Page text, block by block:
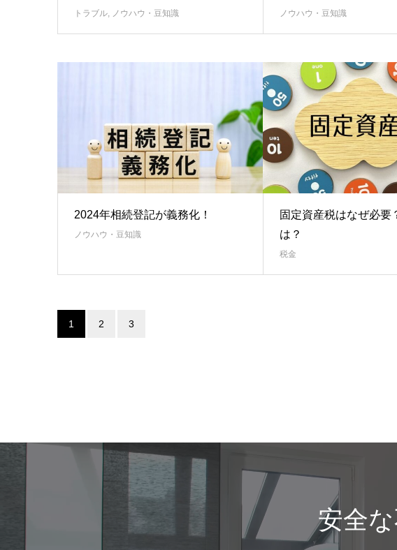
トラブル, ノウハウ・豆知識 ノウハウ・豆知識
2024年相続登記が義務化！
ノウハウ・豆知識
固定資産税はなぜ必要
は？
税金
1 2 3
安全